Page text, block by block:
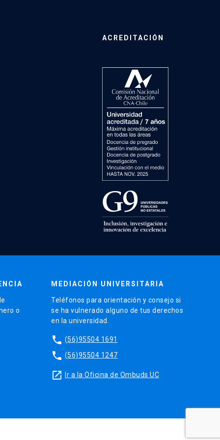
ACREDITACIÓN
o
MEDIACIÓN UNIVERSITARIA
Teléfonos para orientación y consejo si
se ha vulnerado alguno de tus derechos
en la universidad.
phone (56)95504 1691
phone (56)95504 1247
launch Ir a la Oficina de Ombuds UC